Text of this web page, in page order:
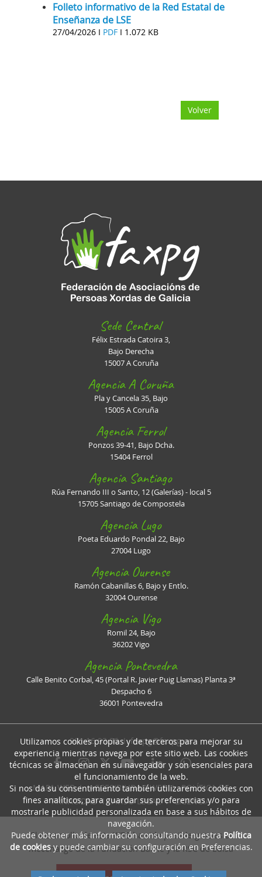
Folleto informativo de la Red Estatal de
Enseñanza de LSE
27/04/2026 I PDF I 1.072 KB
Volver
Sede Central
Félix Estrada Catoira 3,
Bajo Derecha
15007 A Coruña
Agencia A Coruña
Pla y Cancela 35, Bajo
15005 A Coruña
Agencia Ferrol
Ponzos 39-41, Bajo Dcha.
15404 Ferrol
Agencia Santiago
Rúa Fernando III o Santo, 12 (Galerías) - local 5
15705 Santiago de Compostela
Agencia Lugo
Poeta Eduardo Pondal 22, Bajo
27004 Lugo
Agencia Ourense
Ramón Cabanillas 6, Bajo y Entlo.
32004 Ourense
Agencia Vigo
Romil 24, Bajo
36202 Vigo
Agencia Pontevedra
Calle Benito Corbal, 45 (Portal R. Javier Puig Llamas) Planta 3ª
Despacho 6
36001 Pontevedra
981 16 93 36 Ifaxpg@faxpg.es
MAPA WEBIACCESIBILIDAD WEBIPOLÍTICA DE
PRIVACIDADIAVISO LEGALILICENCIA
El desarrollo de esta WEB ha sido posible gracias al
mecenazgo de la Fundación Barrié y la RSC de Edisa
Utilizamos cookies propias y de terceros para mejorar su
experiencia mientras navega por este sitio web. Las cookies
técnicas se almacenan en su navegador y son esenciales para
el funcionamiento de la web.
Si nos da su consentimiento también utilizaremos cookies con
fines analíticos, para guardar sus preferencias y/o para
mostrarle publicidad personalizada en base a sus hábitos de
navegación.
Puede obtener más información consultando nuestraPolítica
de cookiesy puede cambiar su configuración en Preferencias.